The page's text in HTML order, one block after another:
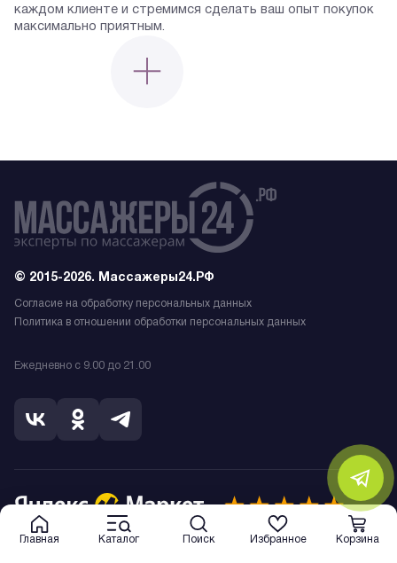
Главная Каталог Поиск Избранное Корзина
каждом клиенте и стремимся сделать ваш опыт покупок
максимально приятным.
© 2015-2026. Массажеры24.РФ
Согласие на обработку персональных данных
Политика в отношении обработки персональных данных
Ежедневно с 9.00 до 21.00
*Обращаем Ваше внимание на то, что данный интернет-сайт носит